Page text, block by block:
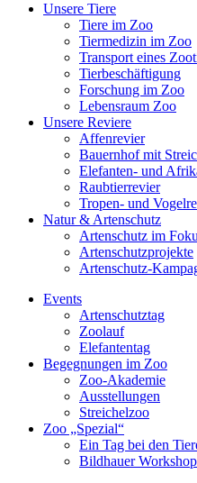
Unsere Tiere
Tiere im Zoo
Tiermedizin im Zoo
Transport eines
Tierbeschäftigung
Forschung im Zoo
Lebensraum Zoo
Unsere Reviere
Affenrevier
Bauernhof mit
Elefanten- und
Raubtierrevier
Tropen- und
Natur & Artenschutz
Artenschutz im
Artenschutzprojekte
Artenschutz-
Events
Artenschutztag
Zoolauf
Elefantentag
Begegnungen im Zoo
Zoo-Akademie
Ausstellungen
Streichelzoo
Zoo „Spezial“
Ein Tag bei den
Bildhauer